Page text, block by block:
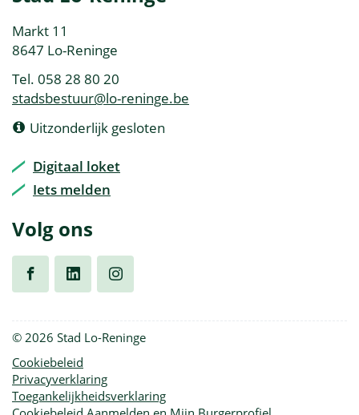
&
openingsuren
Adres
Markt 11
,8647 Lo-Reninge
Tel. 058 28 80 20
E-
mail
stadsbestuur@lo-reninge.be
Openingsuren
Vandaag
Uitzonderlijk gesloten
Digitaal loket
Iets melden
Volg ons
ons
op
ons
op
ons
op
© 2026 Stad Lo-Reninge
Cookiebeleid
Privacyverklaring
Toegankelijkheidsverklaring